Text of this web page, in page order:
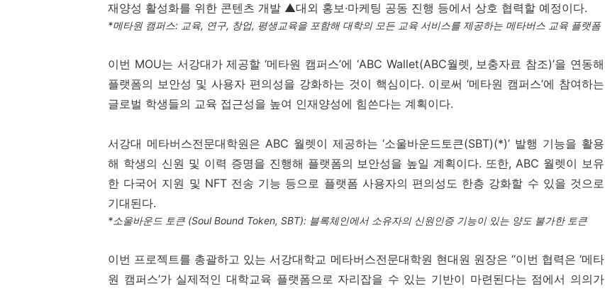
재양성 활성화를 위한 콘텐츠 개발 ▲대외 홍보∙마케팅 공동 진행 등에서 상호 협력할 예정이다.
*메타원 캠퍼스: 교육, 연구, 창업, 평생교육을 포함해 대학의 모든 교육 서비스를 제공하는 메타버스 교육 플랫폼
이번 MOU는 서강대가 제공할 ‘메타원 캠퍼스’에 ‘ABC Wallet(ABC월렛, 보충자료 참조)’을 연동해
플랫폼의 보안성 및 사용자 편의성을 강화하는 것이 핵심이다. 이로써 ‘메타원 캠퍼스’에 참여하는
글로벌 학생들의 교육 접근성을 높여 인재양성에 힘쓴다는 계획이다.
서강대 메타버스전문대학원은 ABC 월렛이 제공하는 ‘소울바운드토큰(SBT)(*)’ 발행 기능을 활용
해 학생의 신원 및 이력 증명을 진행해 플랫폼의 보안성을 높일 계획이다. 또한, ABC 월렛이 보유
한 다국어 지원 및 NFT 전송 기능 등으로 플랫폼 사용자의 편의성도 한층 강화할 수 있을 것으로
기대된다.
*소울바운드 토큰 (Soul Bound Token, SBT): 블록체인에서 소유자의 신원인증 기능이 있는 양도 불가한 토큰
이번 프로젝트를 총괄하고 있는 서강대학교 메타버스전문대학원 현대원 원장은 “이번 협력은 ‘메타
원 캠퍼스’가 실제적인 대학교육 플랫폼으로 자리잡을 수 있는 기반이 마련된다는 점에서 의의가